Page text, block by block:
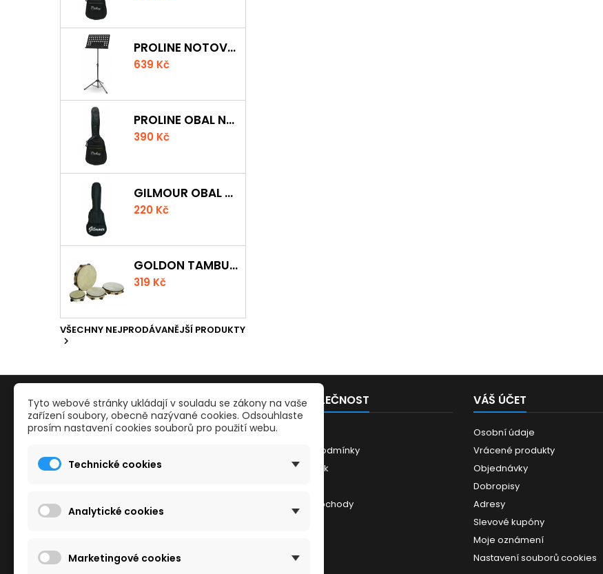
PROLINE NOTOVÝ PULT ODLEHČENÝ
639 Kč
PROLINE OBAL NA KLASICKOU KYTARU S 5 MM POLSTROVÁNÍM
390 Kč
GILMOUR OBAL NA UKULELE CONCERT
220 Kč
GOLDON TAMBURÍNA S BLÁNOU A ČINELKY 20CM
319 Kč
VŠECHNY NEJPRODÁVANĚJŠÍ PRODUKTY

PRODUKTY
Reklamace a odstoupení od smlouvy
Nové zboží
NAŠE SPOLEČNOST
Kontakty
Obchodní podmínky
Mapa stránek
Kamenné obchody
VÁŠ ÚČET
Osobní údaje
Vrácené produkty
Objednávky
Dobropisy
Adresy
Slevové kupóny
Moje oznámení
Nastavení souborů cookies
Tento obchod používá cookies ke zlepšení
vašeho zážitku z prohlížení.
Tyto webové stránky ukládají v souladu se zákony na vaše
zařízení soubory, obecně nazývané cookies. Odsouhlaste
prosím nastavení cookies souborů pro použití webu.
Technické cookies
Analytické cookies
Marketingové cookies